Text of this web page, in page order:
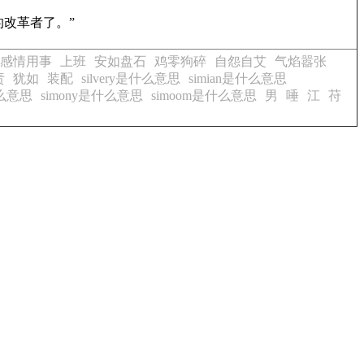
革者了。”
感情用事 上班 安如盘石 鸡零狗碎 自怨自艾 气焰嚣张
犹如 装配 silvery是什么意思
simian是什么意思
意思
simony是什么意思 simoom是什么意思 男 唾 江 苻